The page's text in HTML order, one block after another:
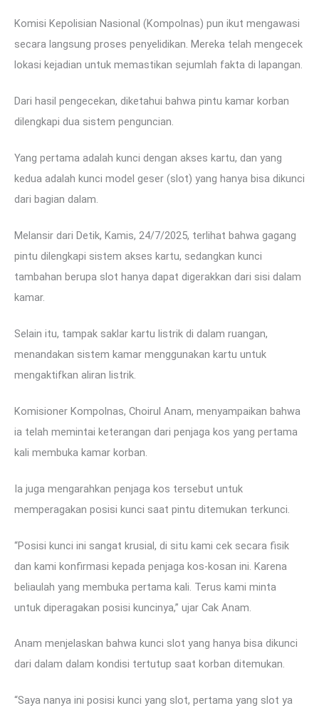
Komisi Kepolisian Nasional (Kompolnas) pun ikut mengawasi
secara langsung proses penyelidikan. Mereka telah mengecek
lokasi kejadian untuk memastikan sejumlah fakta di lapangan.
Dari hasil pengecekan, diketahui bahwa pintu kamar korban
dilengkapi dua sistem penguncian.
Yang pertama adalah kunci dengan akses kartu, dan yang
kedua adalah kunci model geser (slot) yang hanya bisa dikunci
dari bagian dalam.
Melansir dari Detik, Kamis, 24/7/2025, terlihat bahwa gagang
pintu dilengkapi sistem akses kartu, sedangkan kunci
tambahan berupa slot hanya dapat digerakkan dari sisi dalam
kamar.
Selain itu, tampak saklar kartu listrik di dalam ruangan,
menandakan sistem kamar menggunakan kartu untuk
mengaktifkan aliran listrik.
Komisioner Kompolnas, Choirul Anam, menyampaikan bahwa
ia telah memintai keterangan dari penjaga kos yang pertama
kali membuka kamar korban.
Ia juga mengarahkan penjaga kos tersebut untuk
memperagakan posisi kunci saat pintu ditemukan terkunci.
“Posisi kunci ini sangat krusial, di situ kami cek secara fisik
dan kami konfirmasi kepada penjaga kos-kosan ini. Karena
beliaulah yang membuka pertama kali. Terus kami minta
untuk diperagakan posisi kuncinya,” ujar Cak Anam.
Anam menjelaskan bahwa kunci slot yang hanya bisa dikunci
dari dalam dalam kondisi tertutup saat korban ditemukan.
“Saya nanya ini posisi kunci yang slot, pertama yang slot ya